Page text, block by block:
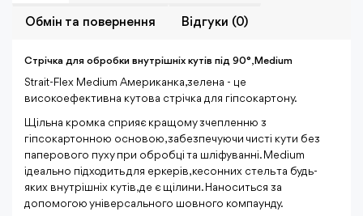
Обмiн та повернення Відгуки (0)
Стрічка для обробки внутрішніх кутів під 90°, Medium
Strait-Flex Medium Американка,зелена - це
високоефективна кутова стрічка для гіпсокартону.
Щільна кромка сприяє кращому зчепленню з
гіпсокартонною основою, забезпечуючи чисті кути без
паперового пуху при обробці та шліфуванні. Medium
ідеально підходить для еркерів, кесонних стель та будь-
яких внутрішніх кутів, де є щілини. Наноситься за
допомогою універсального шовного компаунду.